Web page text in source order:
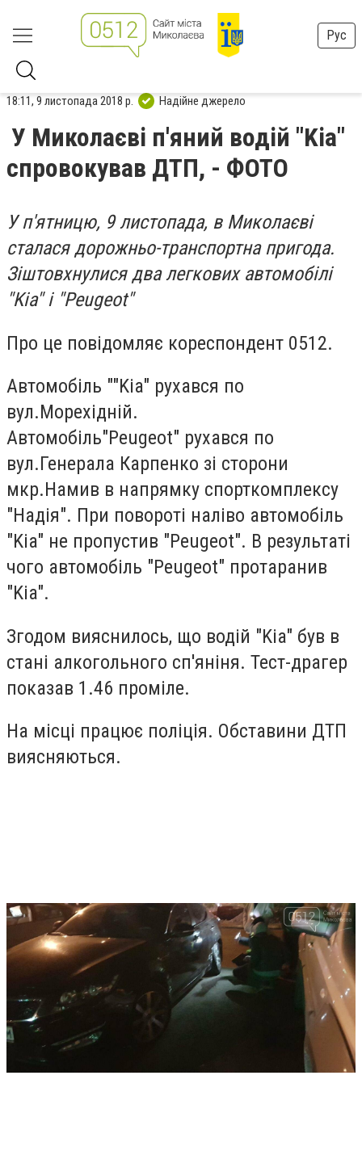
Рус
18:11, 9 листопада 2018 р. Надійне джерело
У Миколаєві п'яний водій "Kia"
спровокував ДТП, - ФОТО
У п'ятницю, 9 листопада, в Миколаєві
сталася дорожньо-транспортна пригода.
Зіштовхнулися два легкових автомобілі
"Kia" і "Peugeot"
Про це повідомляє кореспондент 0512.
Автомобіль ""Kia" рухався по
вул.Морехідній.
Автомобіль"Peugeot" рухався по
вул.Генерала Карпенко зі сторони
мкр.Намив в напрямку спорткомплексу
"Надія". При повороті наліво автомобіль
"Kia" не пропустив "Peugeot". В результаті
чого автомобіль "Peugeot" протаранив
"Kia".
Згодом вияснилось, що водій "Kia" був в
стані алкогольного сп'яніня. Тест-драгер
показав 1.46 проміле.
На місці працює поліція. Обставини ДТП
виясняються.